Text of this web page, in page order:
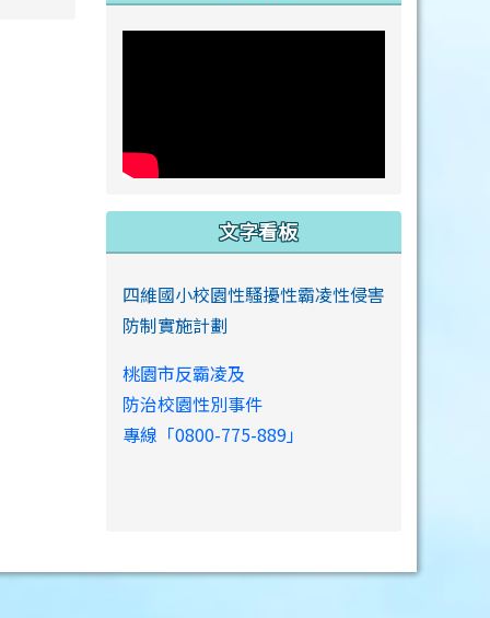
文字看板
四維國小校園性騷擾性霸凌性侵害
防制實施計劃
桃園市反霸凌及
防治校園性別事件
專線「0800-775-889」